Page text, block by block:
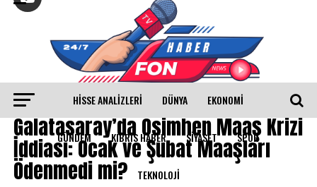
HISSE ANALIZLERI DÜNYA EKONOMİ
GÜNDEM KIBRIS HABER SİYASET SPOR
TEKNOLOJİ
SPOR
Galatasaray’da Osimhen Maaş Krizi
İddiası: Ocak ve Şubat Maaşları
Ödenmedi mi?